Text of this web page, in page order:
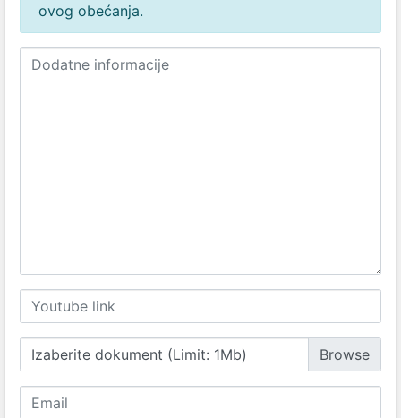
ovog obećanja.
Izaberite dokument (Limit: 1Mb)